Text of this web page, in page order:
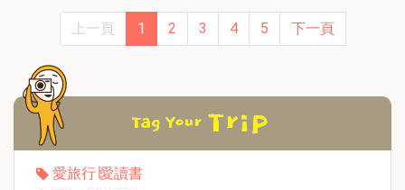
上一頁 1 2 3 4 5 下一頁
愛旅行∣愛讀書